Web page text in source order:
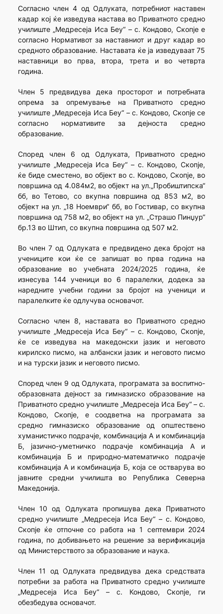
Согласно член 4 од Одлуката, потребниот наставен
кадар кој ќе изведува настава во Приватното средно
училиште „Медресеја Иса Беу“ – с. Кондово, Скопје е
согласно Нормативот за наставниот и друг кадар во
средното образование. Наставата ќе ја изведуваат 75
наставници во прва, втора, трета и во четврта
година.
Член 5 предвидува дека просторот и потребната
опрема за опремување на Приватното средно
училиште „Медресеја Иса Беу“ – с. Кондово, Скопје се
согласно нормативите за дејноста средно
образование.
Според член 6 од Одлуката, Приватното средно
училиште „Медресеја Иса Беу“ – с. Кондово, Скопје,
ќе биде сместено, во објект во с. Кондово, Скопје, во
површина од 4.084м2, во објект на ул.„Пробиштипска“
бб, во Тетово, со вкупна површина од 853 м2, во
објект на ул. „18 Ноември“ бб, во Гостивар, со вкупна
површина од 758 м2, во објект на ул. „Страшо Пинџур“
бр.13 во Штип, со вкупна површина од 507 м2.
Во член 7 од Одлуката е предвидено дека бројот на
учениците кои ќе се запишат во прва година на
образование во учебната 2024/2025 година, ќе
изнесува 144 ученици во 6 паралелки, додека за
наредните учебни години за бројот на ученици и
паралелките ќе одлучува основачот.
Согласно член 8, наставата во Приватното средно
училиште „Медресеја Иса Беу“ – с. Кондово, Скопје,
ќе се изведува на македонски јазик и неговото
кирилско писмо, на албански јазик и неговото писмо
и на турски јазик и неговото писмо.
Според член 9 од Одлуката, програмата за воспитно-
образовната дејност за гимназиско образование на
Приватното средно училиште „Медресеја Иса Беу“ – с.
Кондово, Скопје, е соодветна на програмата за
средно гимназиско образование од општествено
хуманистичко подрачје, комбинација А и комбинација
Б, јазично-уметничко подрачје комбинација А и
комбинација Б и природно-математичко подрачје
комбинација А и комбинација Б, која се остварува во
јавните средни училишта во Република Северна
Македонија.
Член 10 од Одлуката пропишува дека Приватното
средно училиште „Медресеја Иса Беу“ – с. Кондово,
Скопје ќе отпочне со работа на 1 септември 2024
година, по добивањето на решение за верификација
од Министерството за образование и наука.
Член 11 од Одлуката предвидува дека средствата
потребни за работа на Приватното средно училиште
„Медресеја Иса Беу“ – с. Кондово, Скопје, ги
обезбедува основачот.